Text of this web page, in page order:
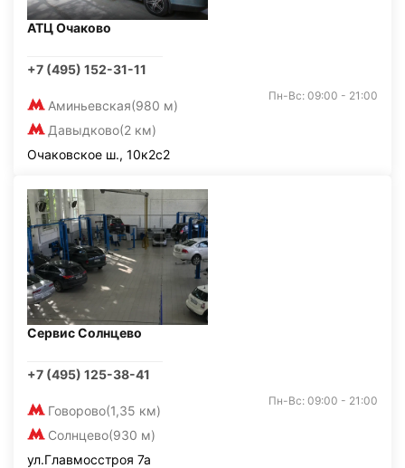
АТЦ Очаково
+7 (495) 152-31-11
Аминьевская(980 м)
Давыдково(2 км)
Пн-Вс: 09:00 - 21:00
Очаковское ш., 10к2с2
Сервис Солнцево
+7 (495) 125-38-41
Говорово(1,35 км)
Солнцево(930 м)
Пн-Вс: 09:00 - 21:00
ул.Главмосстроя 7а